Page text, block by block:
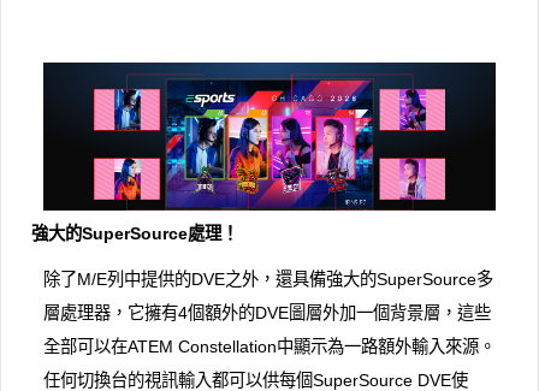
強大的SuperSource處理！
除了M/E列中提供的DVE之外，還具備強大的SuperSource多
層處理器，它擁有4個額外的DVE圖層外加一個背景層，這些
全部可以在ATEM Constellation中顯示為一路額外輸入來源。
任何切換台的視訊輸入都可以供每個SuperSource DVE使